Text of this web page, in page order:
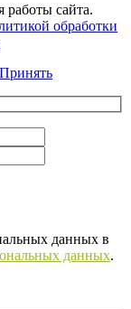
сайта.
обработки
Принять
данных в
данных.